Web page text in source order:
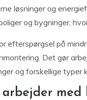
løsninger og
og bygninger,
efterspørgsel på
Det gør
og forskellige typer
arbejder